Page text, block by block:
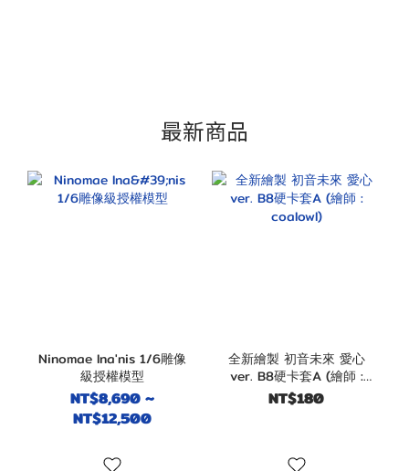
最新商品
Ninomae Ina'nis 1/6雕像
級授權模型
NT$8,690 ~
NT$12,500
全新繪製 初音未來 愛心
ver. B8硬卡套A (繪師 :
coalowl)
NT$180